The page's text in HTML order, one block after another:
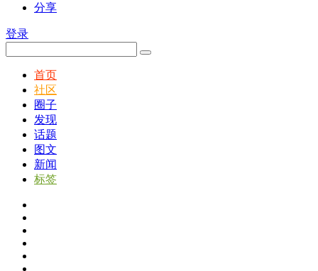
分享
登录
首页
社区
圈子
发现
话题
图文
新闻
标签